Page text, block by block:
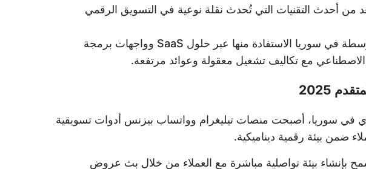
لكل عميل، مما يؤدي إلى زيادة معدلات التحويل بنسبة تصل إلى 40%، ويُعد من أحدث التقنيات التي تُحدث نقلة نوعية في التسويق الرقمي
تطبيق هذه التقنيات لا يقتصر على الشركات الكبرى فقط، بل يمكن للشركات الصغيرة والمتوسطة في سوريا الاستفادة منها عبر حلول SaaS وواجهات برمجة
2025
في سوريا، أصبحت منصات تيليغرام وواتساب بيزنس أدوات تسويقية
ضمن بيئة رقمية ديناميكية.
بإنشاء بيئة تواصلية مباشرة مع العملاء من خلال بث عروض